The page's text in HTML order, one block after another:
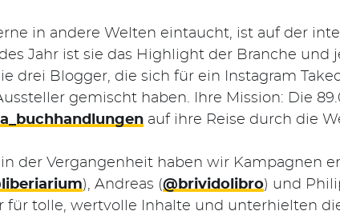
in andere Welten eintaucht, ist auf der
Jahr ist sie das Highlight der Branche
drei Blogger, die sich für ein Instagram
gemischt haben. Ihre Mission: Die
auf ihre Reise durch die
in der Vergangenheit haben wir Kampagnen
), Andreas (@brividolibro) und
für tolle, wertvolle Inhalte und unterhielten